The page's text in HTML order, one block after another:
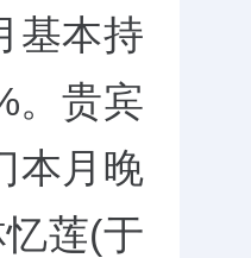
基本持
。贵宾
本月晚
莲(于